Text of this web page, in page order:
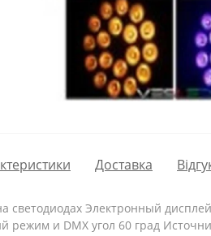
Доставка
светодиодах Электронный
режим и DMX угол 60 град